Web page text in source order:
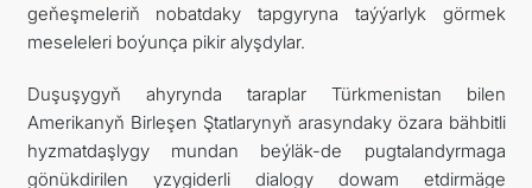
geňeşmeleriň nobatdaky tapgyryna taýýarlyk görmek
meseleleri boýunça pikir alyşdylar.
Duşuşygyň ahyrynda taraplar Türkmenistan bilen
Amerikanyň Birleşen Ştatlarynyň arasyndaky özara bähbitli
hyzmatdaşlygy mundan beýläk-de pugtalandyrmaga
gönükdirilen yzygiderli dialogy dowam etdirmäge